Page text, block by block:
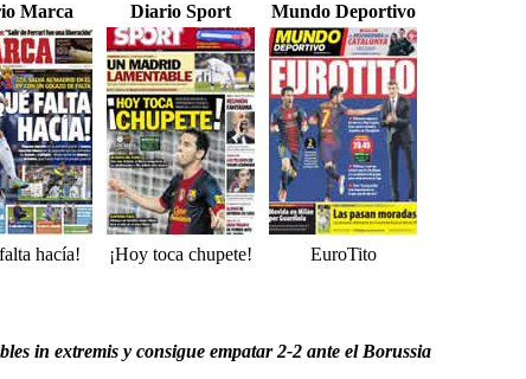
Marca Diario Sport Mundo Deportivo
hacía! ¡Hoy toca chupete! EuroTito
in extremis y consigue empatar 2-2 ante el Borussia